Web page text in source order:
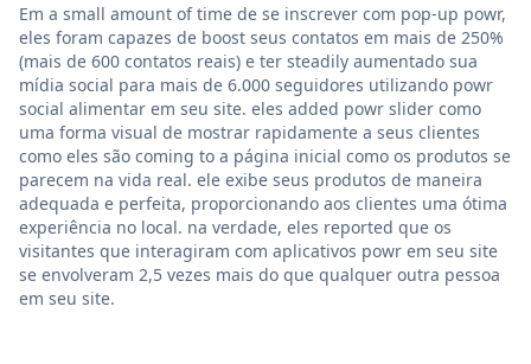
Em a small amount of time de se inscrever com pop-up powr,
eles foram capazes de boost seus contatos em mais de 250%
(mais de 600 contatos reais) e ter steadily aumentado sua
mídia social para mais de 6.000 seguidores utilizando powr
social alimentar em seu site. eles added powr slider como
uma forma visual de mostrar rapidamente a seus clientes
como eles são coming to a página inicial como os produtos se
parecem na vida real. ele exibe seus produtos de maneira
adequada e perfeita, proporcionando aos clientes uma ótima
experiência no local. na verdade, eles reported que os
visitantes que interagiram com aplicativos powr em seu site
se envolveram 2,5 vezes mais do que qualquer outra pessoa
em seu site.